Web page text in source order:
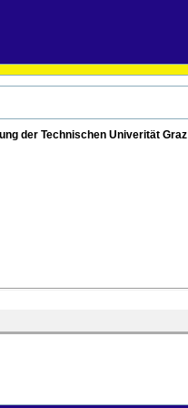
der Technischen Univerität Graz